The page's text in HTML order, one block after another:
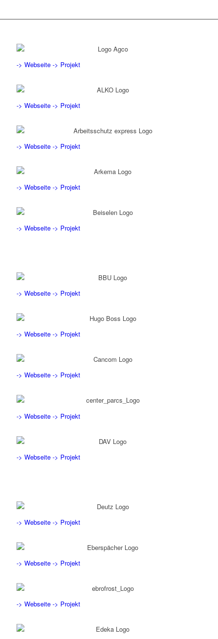
-> Webseite -> Projekt
-> Webseite -> Projekt
-> Webseite -> Projekt
-> Webseite -> Projekt
-> Webseite -> Projekt
-> Webseite -> Projekt
-> Webseite -> Projekt
-> Webseite -> Projekt
-> Webseite -> Projekt
-> Webseite -> Projekt
-> Webseite -> Projekt
-> Webseite -> Projekt
-> Webseite -> Projekt